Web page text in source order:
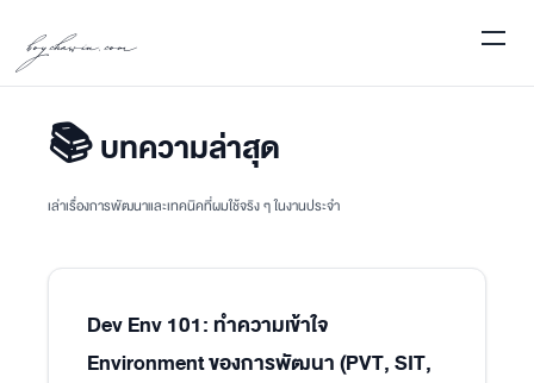
boychawin.com
📚 บทความล่าสุด
เล่าเรื่องการพัฒนาและเทคนิคที่ผมใช้จริง ๆ ในงานประจำ
Dev Env 101: ทำความเข้าใจ
Environment ของการพัฒนา (PVT, SIT,